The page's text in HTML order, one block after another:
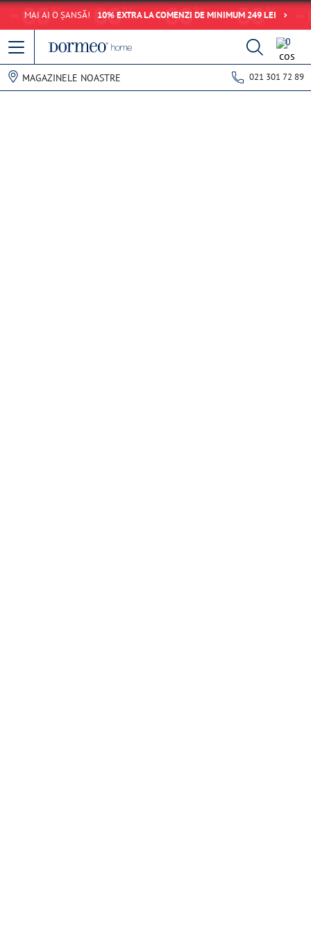
MAI AI O ȘANSĂ! 10% EXTRA LA COMENZI DE MINIMUM 249 LEI
0
MAGAZINELE NOASTRE 021 301 72 89